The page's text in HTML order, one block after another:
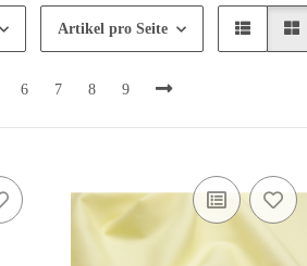
Artikel pro Seite
6 7 8 9